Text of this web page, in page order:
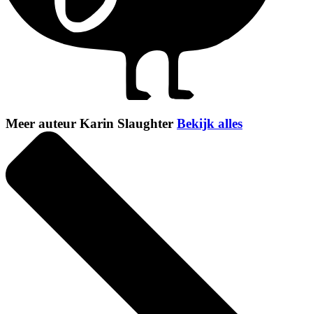
Meer auteur Karin Slaughter Bekijk alles